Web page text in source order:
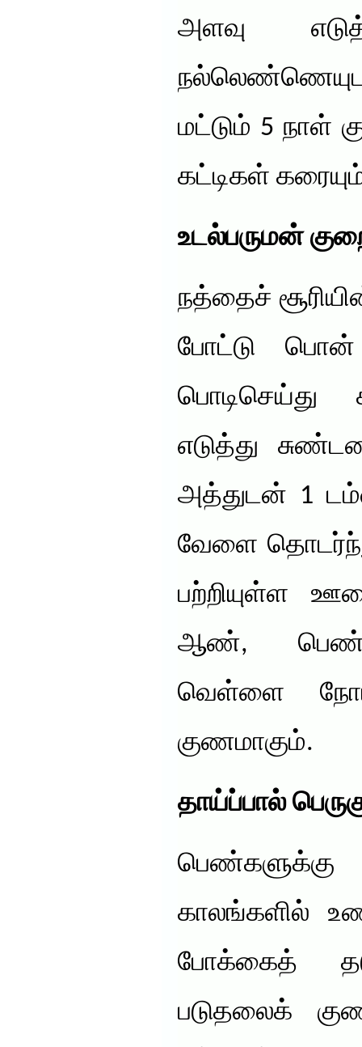
அளவு
மட்டும் 5 நாள்
கட்டிகள்
உடல்பருமன்
நத்தைச்
போட்டு பொன்
எடுத்து
அத்துடன் 1
வேளை
பற்றியுள்ள
ஆண், பெண்
வெள்ளை
குணமாகும்.
தாய்ப்பால்
காலங்களில்
போக்கைத்
படுதலைக்